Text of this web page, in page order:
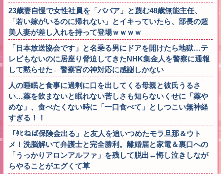
23歳妻自慢で女性社員を「ババア」と蔑む48歳無能主任、
「若い嫁がいるのに帰れない」とイキっていたら、部長の超
美人妻が差し入れを持って登場ｗｗｗｗ
「日本放送協会です」と名乗る男にドアを開けたら地獄…テ
レビもないのに居座り脅迫してきたNHK集金人を警察に通報
して黙らせた←警察官の神対応に感謝しかない
人の睡眠と食事に過剰に口を出してくる母親と彼氏うるさ
い…薬を飲まないと眠れない苦しさも知らないくせに「薬や
めな」、食べたくない時に「一口食べて」としつこい無神経
すぎる！！
「ﾀﾋねば保険金出る」と友人を追いつめたモラ旦那＆ウト
メ！洗脳解いて弁護士と完全勝利。離婚届と家電＆裏口への
「うっかりアロンアルファ」を残して脱出←悔し泣きしなが
らやることがエグくて草